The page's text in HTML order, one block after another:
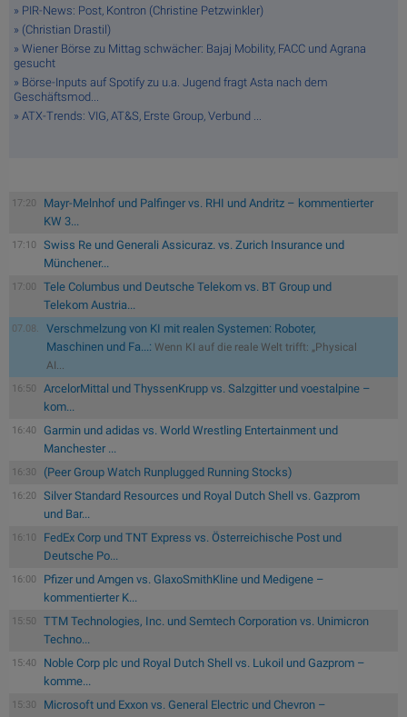
» PIR-News: Post, Kontron (Christine Petzwinkler)
» (Christian Drastil)
» Wiener Börse zu Mittag schwächer: Bajaj Mobility, FACC und Agrana
gesucht
» Börse-Inputs auf Spotify zu u.a. Jugend fragt Asta nach dem
Geschäftsmod...
» ATX-Trends: VIG, AT&S, Erste Group, Verbund ...
17:20
Mayr-Melnhof und Palfinger vs. RHI und Andritz – kommentierter
KW 3...
17:10
Swiss Re und Generali Assicuraz. vs. Zurich Insurance und
Münchener...
17:00
Tele Columbus und Deutsche Telekom vs. BT Group und
Telekom Austria...
07.08.
Verschmelzung von KI mit realen Systemen: Roboter,
Maschinen und Fa...: Wenn KI auf die reale Welt trifft: „Physical
AI...
16:50
ArcelorMittal und ThyssenKrupp vs. Salzgitter und voestalpine –
kom...
16:40
Garmin und adidas vs. World Wrestling Entertainment und
Manchester ...
16:30 (Peer Group Watch Runplugged Running Stocks)
16:20
Silver Standard Resources und Royal Dutch Shell vs. Gazprom
und Bar...
16:10
FedEx Corp und TNT Express vs. Österreichische Post und
Deutsche Po...
16:00
Pfizer und Amgen vs. GlaxoSmithKline und Medigene –
kommentierter K...
15:50
TTM Technologies, Inc. und Semtech Corporation vs. Unimicron
Techno...
15:40
Noble Corp plc und Royal Dutch Shell vs. Lukoil und Gazprom –
komme...
15:30
Microsoft und Exxon vs. General Electric und Chevron –